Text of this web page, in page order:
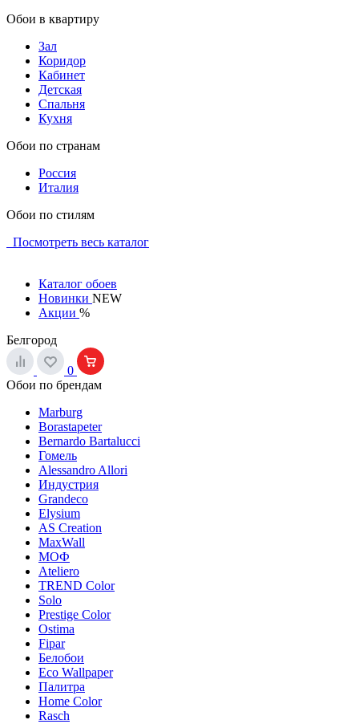
Обои в квартиру
Зал
Коридор
Кабинет
Детская
Спальня
Кухня
Обои по странам
Россия
Италия
Обои по стилям
Посмотреть весь каталог
Каталог обоев
Новинки NEW
Акции %
Белгород
0
Обои по брендам
Marburg
Borastapeter
Bernardo Bartalucci
Гомель
Alessandro Allori
Индустрия
Grandeco
Elysium
AS Creation
MaxWall
МОФ
Ateliero
TREND Color
Solo
Prestige Color
Ostima
Fipar
Белобои
Eco Wallpaper
Палитра
Home Color
Rasch